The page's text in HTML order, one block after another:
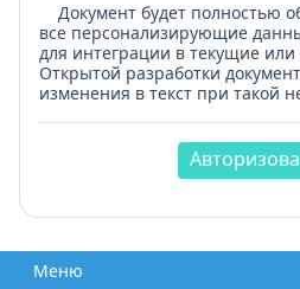
Документ будет полностью
все персонализирующие
для интеграции в текущие
Открытой разработки
изменения в текст при такой
Меню